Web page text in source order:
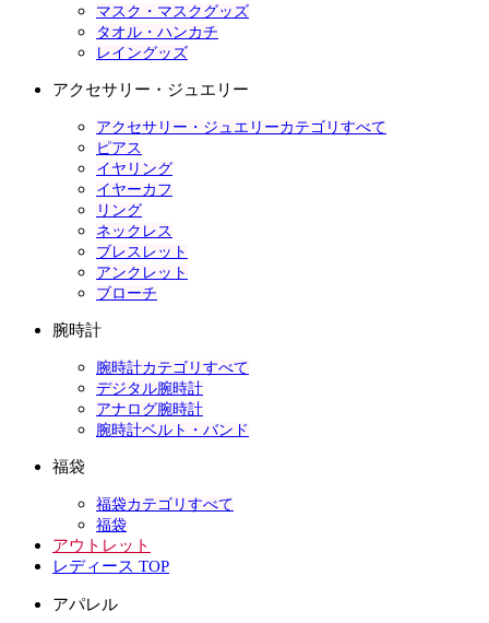
マスク・マスクグッズ
タオル・ハンカチ
レイングッズ
アクセサリー・ジュエリー
アクセサリー・ジュエリーカテゴリすべて
ピアス
イヤリング
イヤーカフ
リング
ネックレス
ブレスレット
アンクレット
ブローチ
腕時計
腕時計カテゴリすべて
デジタル腕時計
アナログ腕時計
腕時計ベルト・バンド
福袋
福袋カテゴリすべて
福袋
アウトレット
レディース TOP
アパレル